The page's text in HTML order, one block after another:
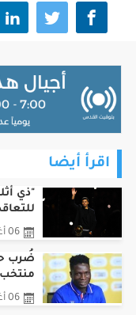
اقرأ أيضا
"ذي
06 أغسطس، 2026 - 03:08pm
ضُرب
06 أغسطس، 2026 - 02:08pm